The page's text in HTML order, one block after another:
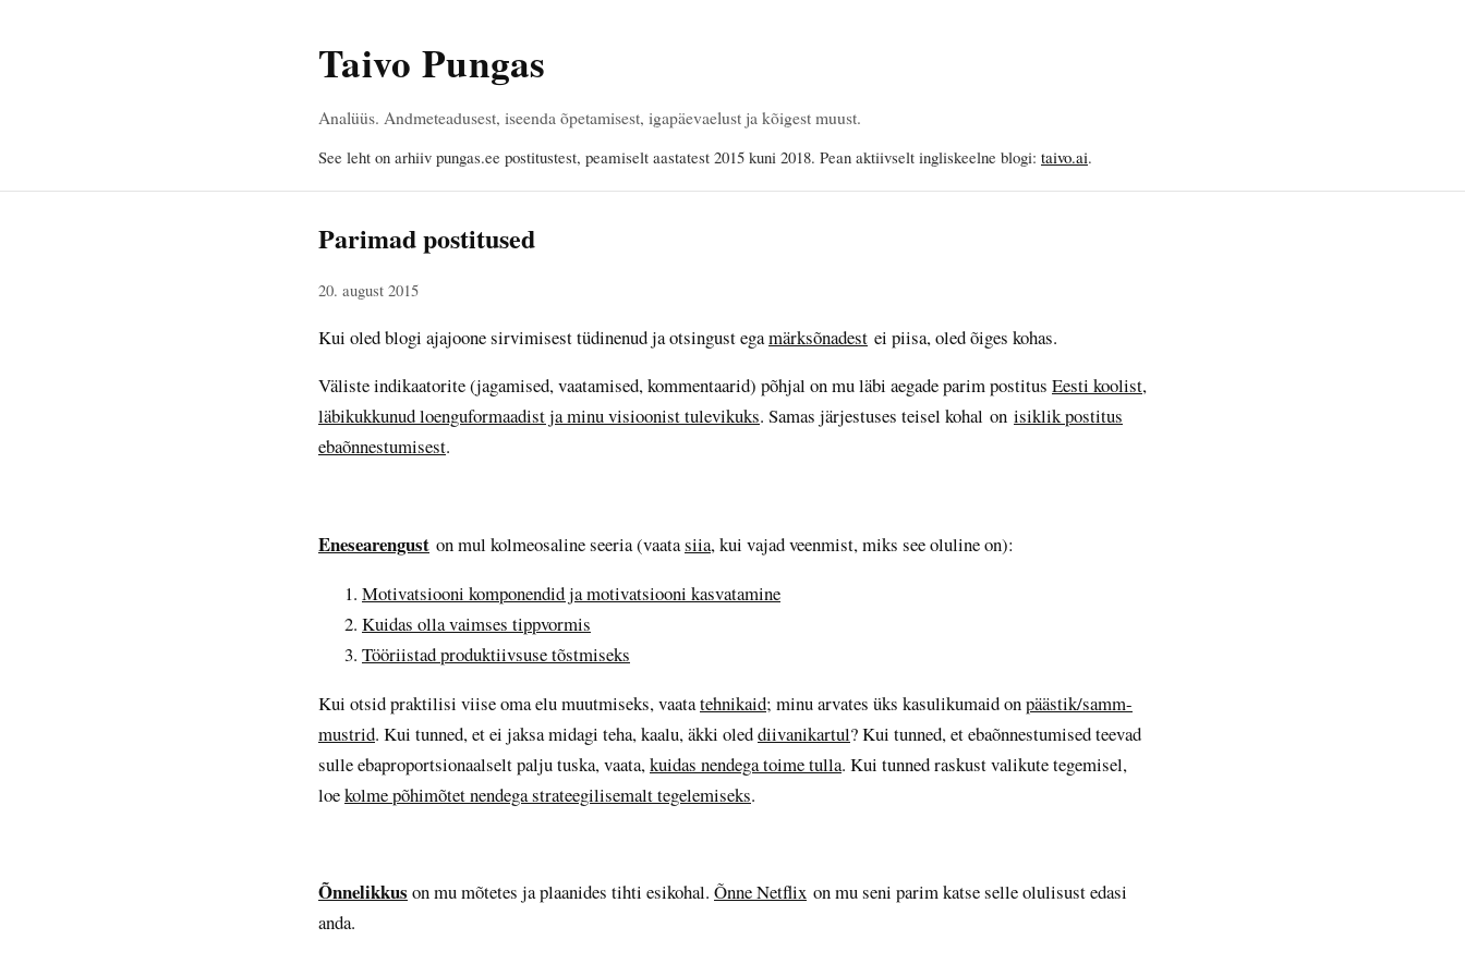
Taivo Pungas
Analüüs. Andmeteadusest, iseenda õpetamisest, igapäevaelust ja kõigest muust.
See leht on arhiiv pungas.ee postitustest, peamiselt aastatest 2015 kuni 2018. Pean aktiivselt ingliskeelne blogi: taivo.ai.
Parimad postitused
20. august 2015
Kui oled blogi ajajoone sirvimisest tüdinenud ja otsingust egamärksõnadest ei piisa, oled õiges kohas.
Väliste indikaatorite (jagamised, vaatamised, kommentaarid) põhjal on mu läbi aegade parim postitus Eesti koolist,
läbikukkunud loenguformaadist ja minu visioonist tulevikuks. Samas järjestuses teisel kohal on isiklik postitus
ebaõnnestumisest.
Enesearengust on mul kolmeosaline seeria (vaatasiia, kui vajad veenmist, miks see oluline on):
Motivatsiooni komponendid ja motivatsiooni kasvatamine
Kuidas olla vaimses tippvormis
Tööriistad produktiivsuse tõstmiseks
Kui otsid praktilisi viise oma elu muutmiseks, vaatatehnikaid; minu arvates üks kasulikumaid onpäästik/samm-
mustrid. Kui tunned, et ei jaksa midagi teha, kaalu, äkki oleddiivanikartul? Kui tunned, et ebaõnnestumised teevad
sulle ebaproportsionaalselt palju tuska, vaata,kuidas nendega toime tulla. Kui tunned raskust valikute tegemisel,
loekolme põhimõtet nendega strateegilisemalt tegelemiseks.
Õnnelikkus on mu mõtetes ja plaanides tihti esikohal. Õnne Netflix on mu seni parim katse selle olulisust edasi
anda.